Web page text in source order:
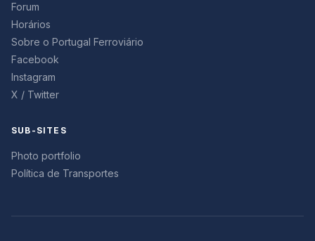
Forum
Horários
Sobre o Portugal Ferroviário
Facebook
Instagram
X / Twitter
SUB-SITES
Photo portfolio
Política de Transportes